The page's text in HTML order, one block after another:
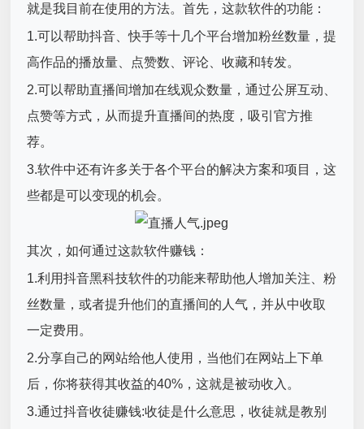
就是我目前在使用的方法。首先，这款软件的功能：
1.可以帮助抖音、快手等十几个平台增加粉丝数量，提
高作品的播放量、点赞数、评论、收藏和转发。
2.可以帮助直播间增加在线观众数量，通过公屏互动、
点赞等方式，从而提升直播间的热度，吸引官方推
荐。
3.软件中还有许多关于各个平台的解决方案和项目，这
些都是可以变现的机会。
其次，如何通过这款软件赚钱：
1.利用抖音黑科技软件的功能来帮助他人增加关注、粉
丝数量，或者提升他们的直播间的人气，并从中收取
一定费用。
2.分享自己的网站给他人使用，当他们在网站上下单
后，你将获得其收益的40%，这就是被动收入。
3.通过抖音收徒赚钱:收徒是什么意思，收徒就是教别